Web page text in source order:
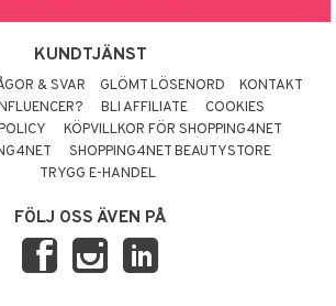
KUNDTJÄNST
& SVAR GLÖMT LÖSENORD
KONTAKT
BLI AFFILIATE
COOKIES
KÖPVILLKOR FÖR SHOPPING4NET
SHOPPING4NET BEAUTYSTORE
TRYGG E-HANDEL
FÖLJ OSS ÄVEN PÅ